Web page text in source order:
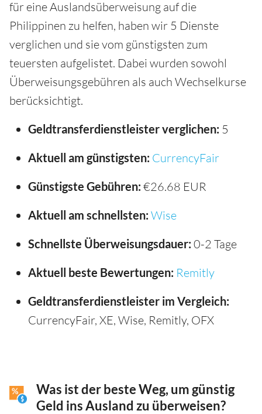
für eine Auslandsüberweisung auf die
Philippinen zu helfen, haben wir 5 Dienste
verglichen und sie vom günstigsten zum
teuersten aufgelistet. Dabei wurden sowohl
Überweisungsgebühren als auch Wechselkurse
berücksichtigt.
Geldtransferdienstleister verglichen: 5
Aktuell am günstigsten: CurrencyFair
Günstigste Gebühren: €26.68 EUR
Aktuell am schnellsten: Wise
Schnellste Überweisungsdauer: 0-2 Tage
Aktuell beste Bewertungen: Remitly
Geldtransferdienstleister im Vergleich:
CurrencyFair, XE, Wise, Remitly, OFX
Was ist der beste Weg, um günstig
Geld ins Ausland zu überweisen?